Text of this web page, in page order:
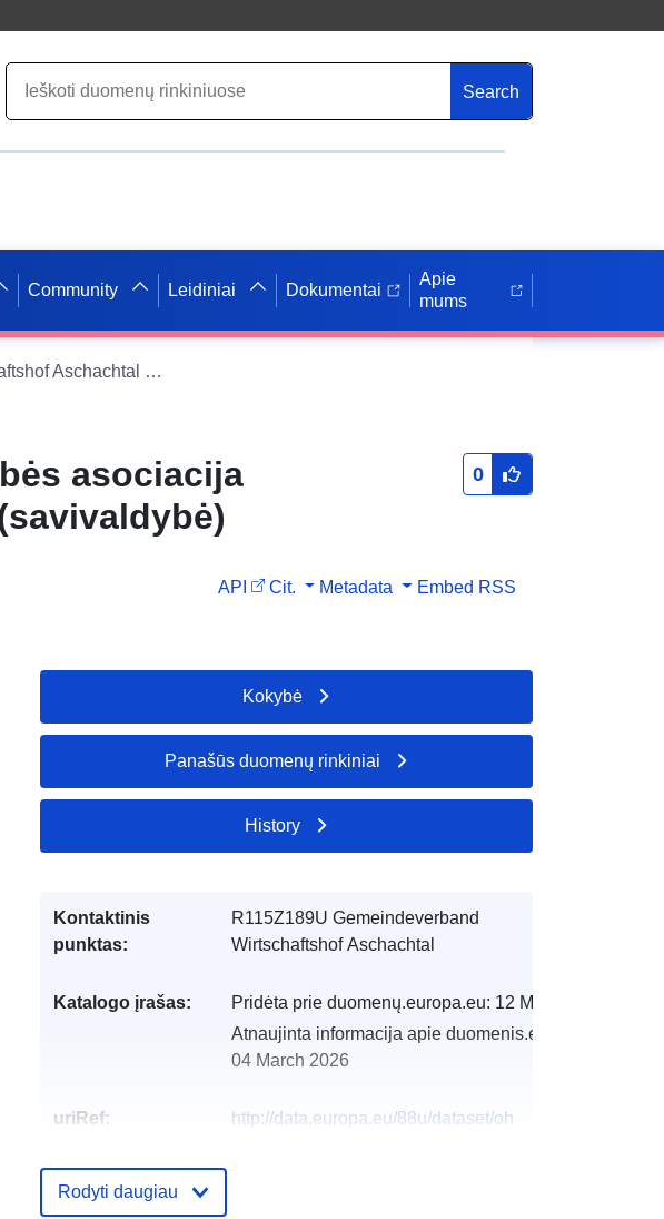
Search
Community Leidiniai Dokumentai
Apie
mums
Sąskaitų patvirtinimas Savivaldybės asociacija Wirtschaftshof Aschachtal 2024 (savivaldybė)
asociacija
0
API Cit. Metadata Embed RSS
Kokybė
Panašūs duomenų rinkiniai
History
Kontaktinis
punktas:
R115Z189U Gemeindeverband
Wirtschaftshof Aschachtal
Katalogo įrašas: Pridėta prie duomenų.europa.eu: 12 May 2025
Atnaujinta informacija apie duomenis.europa.eu:
04 March 2026
uriRef:
http://data.europa.eu/88u/dataset/oh
Rodyti daugiau